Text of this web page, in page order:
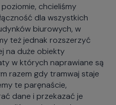
chcieliśmy
dla wszystkich
biurowych, w
też jednak rozszerzyć
na duże obiekty
w których naprawiane są
razem gdy tramwaj staje
te paręnaście,
dane i przekazać je